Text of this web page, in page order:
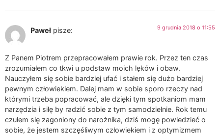
Paweł pisze: 9 grudnia 2018 o 11:55
Z Panem Piotrem przepracowałem prawie rok. Przez ten czas
zrozumiałem co tkwi u podstaw moich lęków i obaw.
Nauczyłem się sobie bardziej ufać i stałem się dużo bardziej
pewnym człowiekiem. Dalej mam w sobie sporo rzeczy nad
którymi trzeba popracować, ale dzięki tym spotkaniom mam
narzędzia i siłę by radzić sobie z tym samodzielnie. Rok temu
czułem się zagoniony do narożnika, dziś mogę powiedzieć o
sobie, że jestem szczęśliwym człowiekiem i z optymizmem